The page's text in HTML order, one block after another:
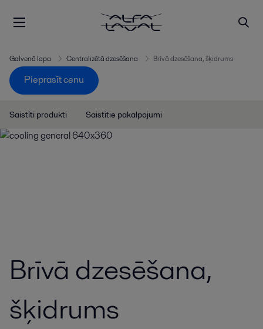
Galvenā lapa Centralizētā dzesēšana Brīvā dzesēšana, šķidrums
Pieprasīt cenu
Saistīti produkti Saistītie pakalpojumi
Brīvā dzesēšana,
šķidrums